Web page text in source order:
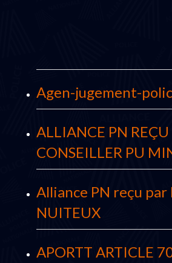
Agen-jugement-
ALLIANCE PN REÇU
CONSEILLER PU
Alliance PN reçu par
NUITEUX
APORTT ARTICLE